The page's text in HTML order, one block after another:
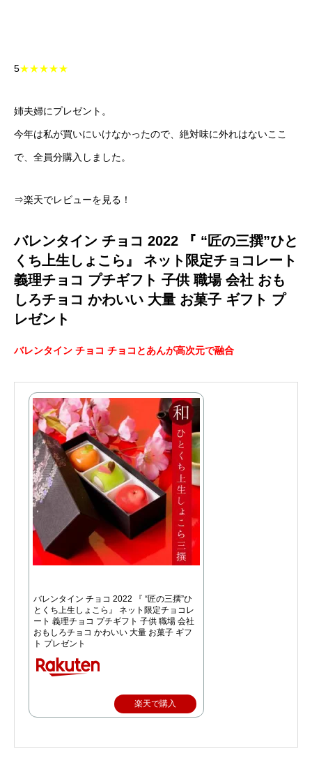
5★★★★★
姉夫婦にプレゼント。
今年は私が買いにいけなかったので、絶対味に外れはないここ
で、全員分購入しました。
⇒楽天でレビューを見る！
バレンタイン チョコ 2022 『 “匠の三撰”ひと
くち上生しょこら』 ネット限定チョコレート
義理チョコ プチギフト 子供 職場 会社 おも
しろチョコ かわいい 大量 お菓子 ギフト プ
レゼント
バレンタイン チョコ チョコとあんが高次元で融合
バレンタイン チョコ 2022 『 “匠の三撰”ひ
とくち上生しょこら』 ネット限定チョコレ
ート 義理チョコ プチギフト 子供 職場 会社
おもしろチョコ かわいい 大量 お菓子 ギフ
ト プレゼント
楽天で購入